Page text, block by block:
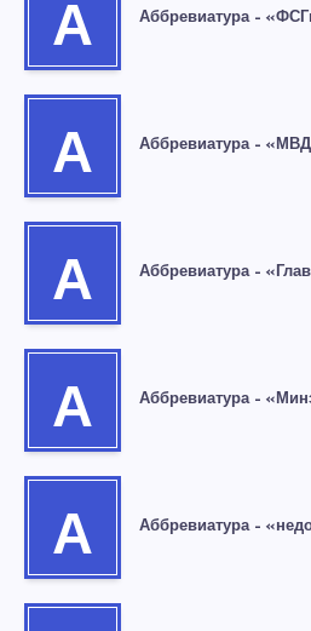
А Аббревиатура –
А Аббревиатура –
А Аббревиатура –
А Аббревиатура –
А Аббревиатура –